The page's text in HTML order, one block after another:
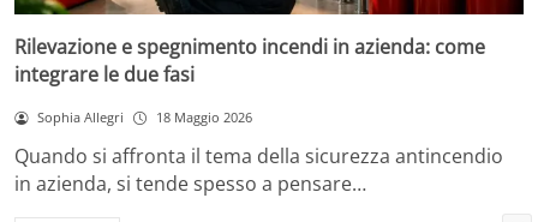
Rilevazione e spegnimento incendi in azienda: come
integrare le due fasi
Sophia Allegri 18 Maggio 2026
Quando si affronta il tema della sicurezza antincendio
in azienda, si tende spesso a pensare…